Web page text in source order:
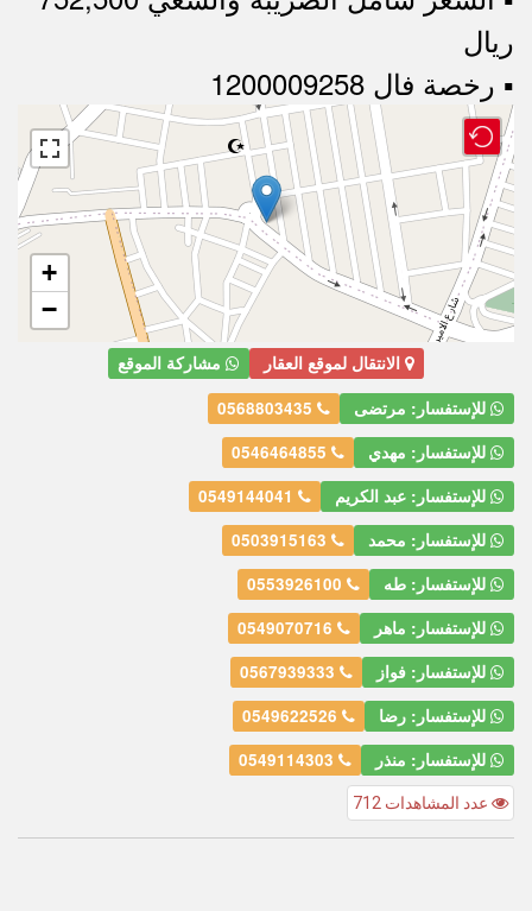
ريال
▪︎ رخصة فال 1200009258
+
−
الانتقال لموقع العقار
مشاركة الموقع
للإستفسار: مرتضى
للإستفسار: مهدي
للإستفسار: عبد الكريم
للإستفسار: محمد
للإستفسار: طه
للإستفسار: ماهر
للإستفسار: فواز
للإستفسار: رضا
للإستفسار: منذر
عدد المشاهدات 712